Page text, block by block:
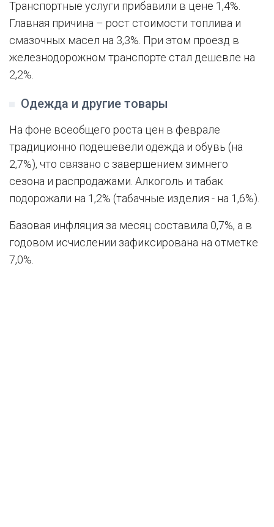
Транспортные услуги прибавили в цене 1,4%.
Главная причина – рост стоимости топлива и
смазочных масел на 3,3%. При этом проезд в
железнодорожном транспорте стал дешевле на
2,2%.
Одежда и другие товары
На фоне всеобщего роста цен в феврале
традиционно подешевели одежда и обувь (на
2,7%), что связано с завершением зимнего
сезона и распродажами. Алкоголь и табак
подорожали на 1,2% (табачные изделия - на 1,6%).
Базовая инфляция за месяц составила 0,7%, а в
годовом исчислении зафиксирована на отметке
7,0%.